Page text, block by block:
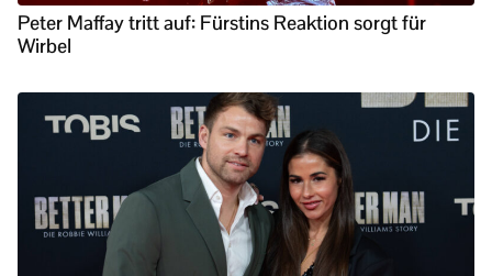
Peter Maffay tritt auf: Fürstins Reaktion sorgt für
Wirbel